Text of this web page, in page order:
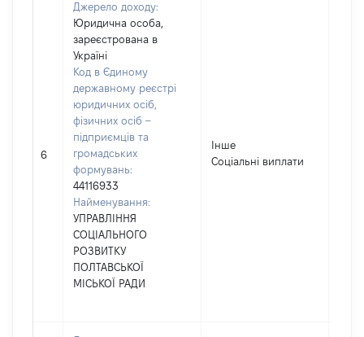
6
Джерело доходу:
Юридична особа,
зареєстрована в
Україні
Код в Єдиному
державному реєстрі
юридичних осіб,
фізичних осіб –
підприємців та
громадських
формувань:
44116933
Найменування:
УПРАВЛІННЯ
СОЦІАЛЬНОГО
РОЗВИТКУ
ПОЛТАВСЬКОЇ
МІСЬКОЇ РАДИ
Інше
Соціальні виплати